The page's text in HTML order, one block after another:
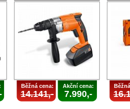
Běžná cena:
14.141,-
Akční cena:
7.990,-